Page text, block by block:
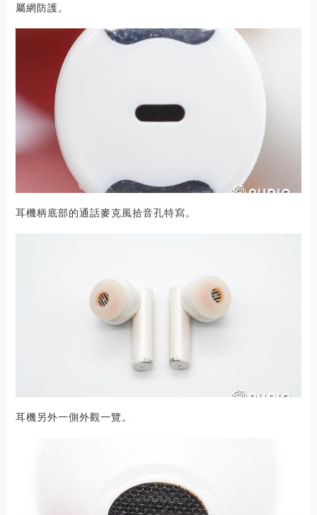
屬網防護。
耳機柄底部的通話麥克風拾音孔特寫。
耳機另外一側外觀一覽。